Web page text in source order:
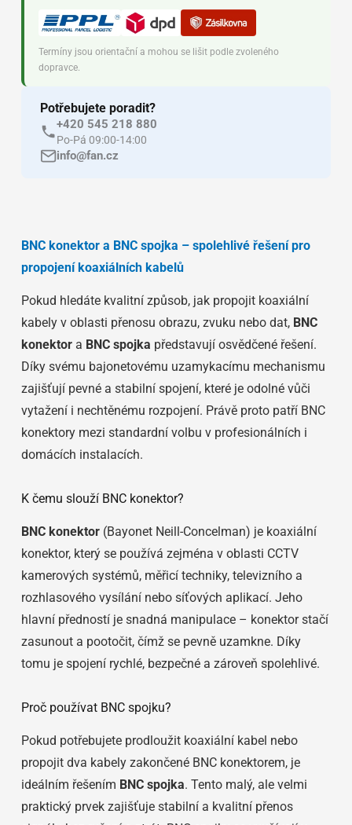
Termíny jsou orientační a mohou se lišit podle zvoleného
dopravce.
Potřebujete poradit?
+420 545 218 880
Po-Pá 09:00-14:00
info@fan.cz
BNC konektor a BNC spojka – spolehlivé řešení pro
propojení koaxiálních kabelů
Pokud hledáte kvalitní způsob, jak propojit koaxiální
kabely v oblasti přenosu obrazu, zvuku nebo dat, BNC
konektor a BNC spojka představují osvědčené řešení.
Díky svému bajonetovému uzamykacímu mechanismu
zajišťují pevné a stabilní spojení, které je odolné vůči
vytažení i nechtěnému rozpojení. Právě proto patří BNC
konektory mezi standardní volbu v profesionálních i
domácích instalacích.
K čemu slouží BNC konektor?
BNC konektor (Bayonet Neill-Concelman) je koaxiální
konektor, který se používá zejména v oblasti CCTV
kamerových systémů, měřicí techniky, televizního a
rozhlasového vysílání nebo síťových aplikací. Jeho
hlavní předností je snadná manipulace – konektor stačí
zasunout a pootočit, čímž se pevně uzamkne. Díky
tomu je spojení rychlé, bezpečné a zároveň spolehlivé.
Proč používat BNC spojku?
Pokud potřebujete prodloužit koaxiální kabel nebo
propojit dva kabely zakončené BNC konektorem, je
ideálním řešením BNC spojka. Tento malý, ale velmi
praktický prvek zajišťuje stabilní a kvalitní přenos